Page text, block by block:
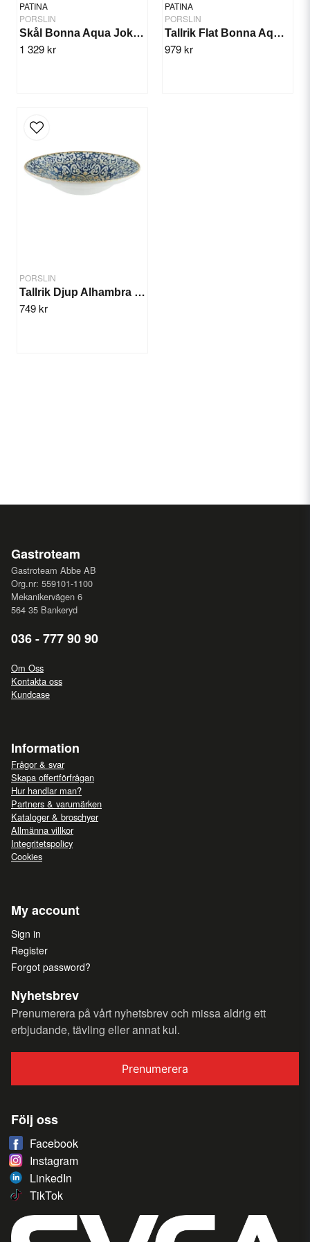
PATINA
PORSLIN
Skål Bonna Aqua Joker 14cm/12st
1 329 kr
PATINA
PORSLIN
Tallrik Flat Bonna Aqua 30cm/6st
979 kr
PORSLIN
Tallrik Djup Alhambra 27cm/6st
749 kr
Gastroteam
Gastroteam Abbe AB
Org.nr: 559101-1100
Mekanikervägen 6
564 35 Bankeryd
036 - 777 90 90
Om Oss
Kontakta oss
Kundcase
Information
Frågor & svar
Skapa offertförfrågan
Hur handlar man?
Partners & varumärken
Kataloger & broschyer
Allmänna villkor
Integritetspolicy
Cookies
My account
Sign in
Register
Forgot password?
Nyhetsbrev
Prenumerera på vårt nyhetsbrev och missa aldrig ett
erbjudande, tävling eller annat kul.
Prenumerera
Följ oss
Facebook
Instagram
LinkedIn
TikTok